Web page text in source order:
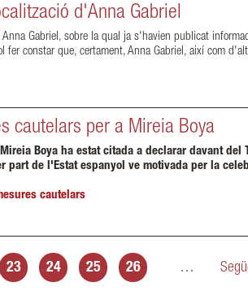
d'Anna Gabriel
Gabriel, sobre la qual ja s'havien publicat
constar que, certament, Anna Gabriel, així com
cautelars per a Mireia Boya
Boya ha estat citada a declarar davant del
de l'Estat espanyol ve motivada per la
cautelars
23 24 25 26 …